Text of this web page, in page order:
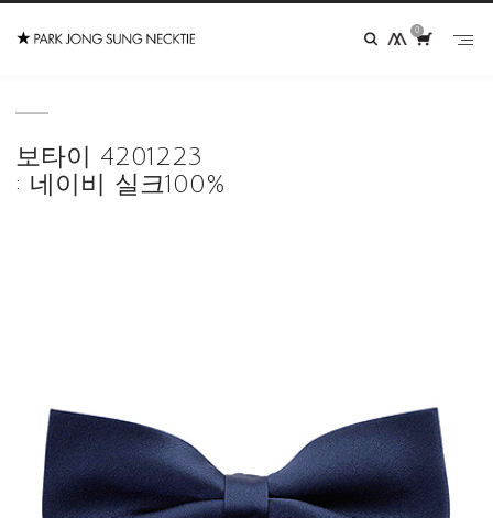
0
보타이 4201223
: 네이비 실크100%